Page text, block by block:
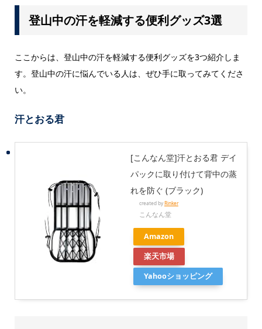
登山中の汗を軽減する便利グッズ3選
ここからは、登山中の汗を軽減する便利グッズを3つ紹介しま
す。登山中の汗に悩んでいる人は、ぜひ手に取ってみてくださ
い。
汗とおる君
[こんなん堂]汗とおる君 デイ
パックに取り付けて背中の蒸
れを防ぐ (ブラック)
created by Rinker
こんなん堂
Amazon
楽天市場
Yahooショッピング